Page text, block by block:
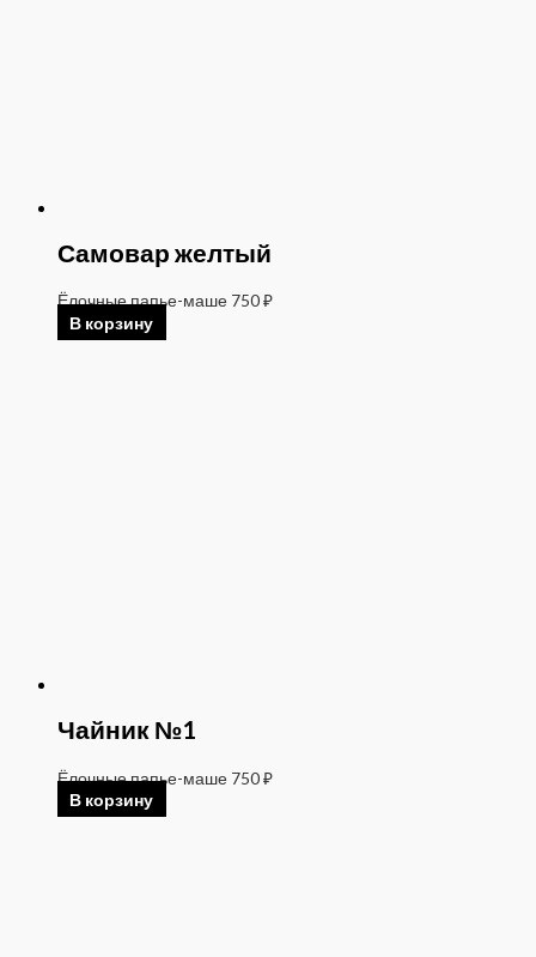
Самовар желтый
Ёлочные папье-маше 750₽
В корзину
Чайник №1
Ёлочные папье-маше 750₽
В корзину